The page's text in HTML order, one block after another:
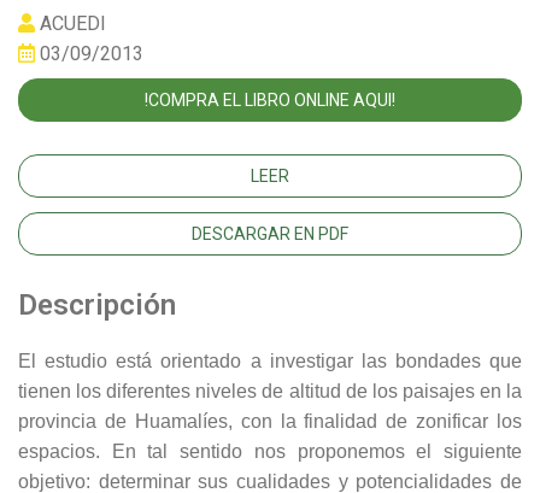
ACUEDI
03/09/2013
!COMPRA EL LIBRO ONLINE AQUI!
LEER
DESCARGAR EN PDF
Descripción
El estudio está orientado a investigar las bondades que
tienen los diferentes niveles de altitud de los paisajes en la
provincia de Huamalíes, con la finalidad de zonificar los
espacios. En tal sentido nos proponemos el siguiente
objetivo: determinar sus cualidades y potencialidades de